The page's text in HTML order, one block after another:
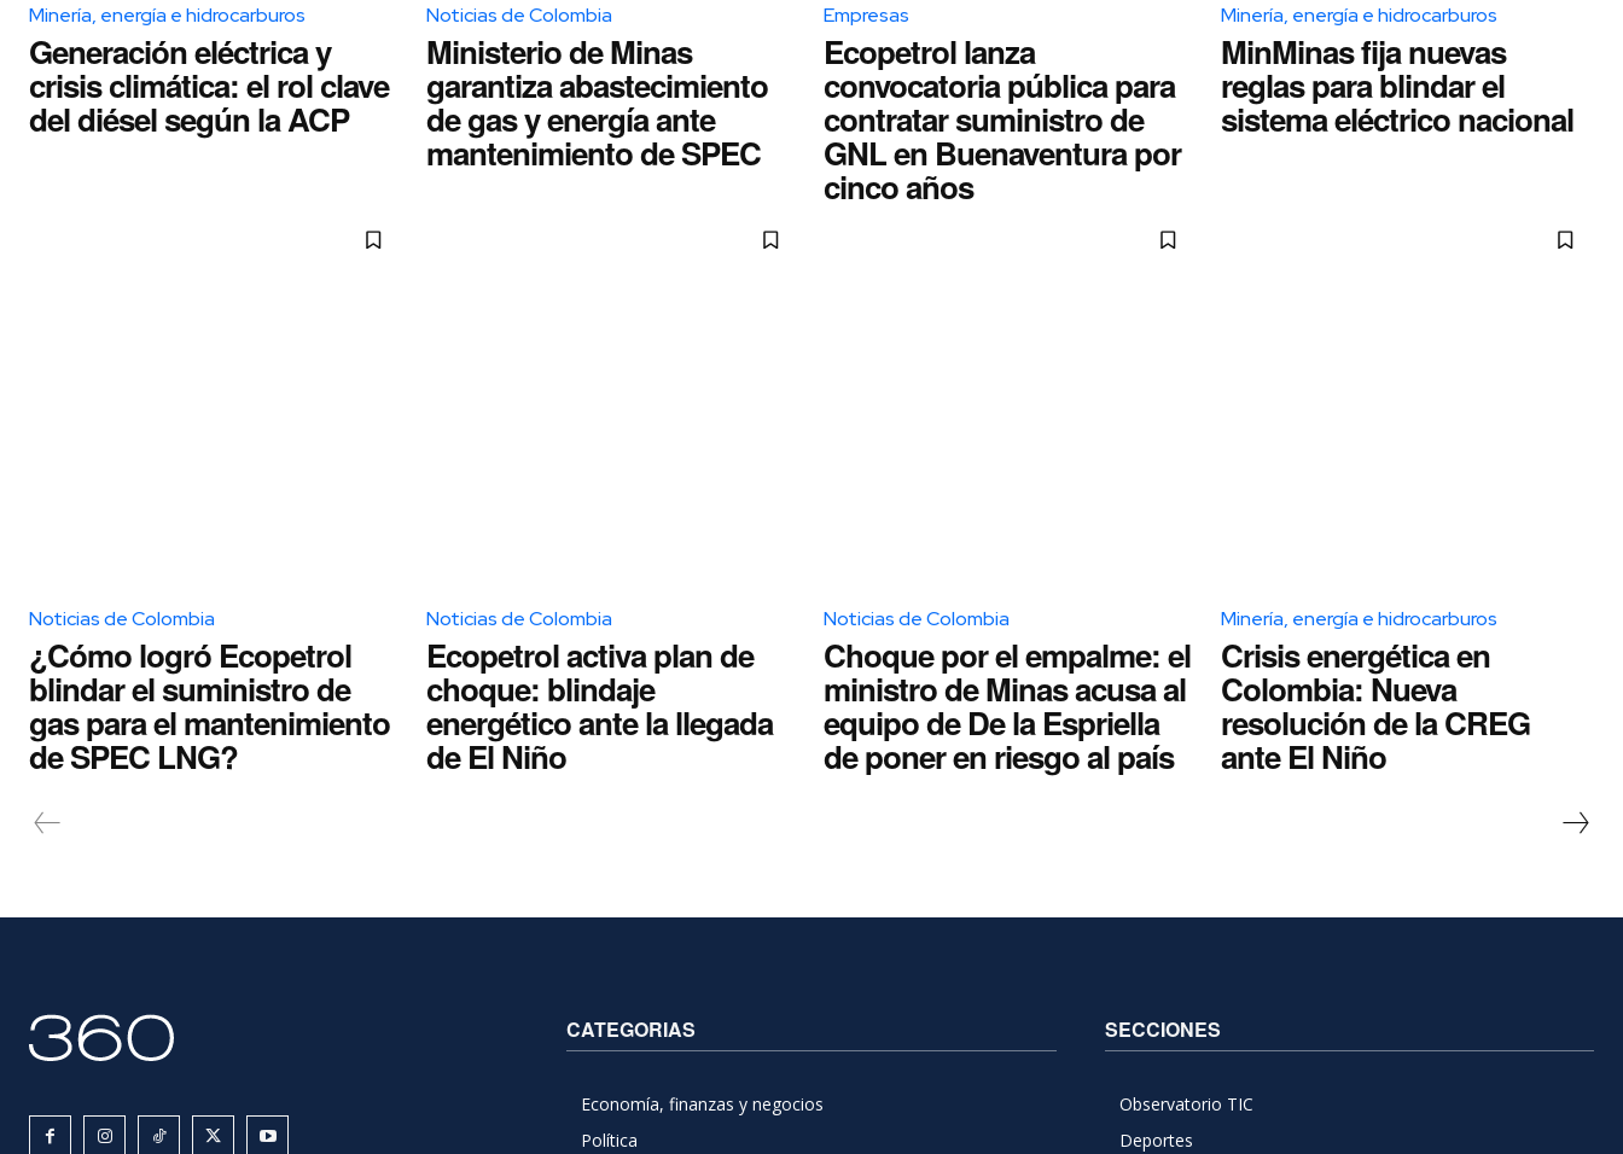
Minería, energía e hidrocarburos
Generación eléctrica y
crisis climática: el rol clave
del diésel según la ACP
Noticias de Colombia
Ministerio de Minas
garantiza abastecimiento
de gas y energía ante
mantenimiento de SPEC
Empresas
Ecopetrol lanza
convocatoria pública para
contratar suministro de
GNL en Buenaventura por
cinco años
Minería, energía e hidrocarburos
MinMinas fija nuevas
reglas para blindar el
sistema eléctrico nacional
Noticias de Colombia
¿Cómo logró Ecopetrol
blindar el suministro de
gas para el mantenimiento
de SPEC LNG?
Noticias de Colombia
Ecopetrol activa plan de
choque: blindaje
energético ante la llegada
de El Niño
Noticias de Colombia
Choque por el empalme: el
ministro de Minas acusa al
equipo de De la Espriella
de poner en riesgo al país
Minería, energía e hidrocarburos
Crisis energética en
Colombia: Nueva
resolución de la CREG
ante El Niño
CATEGORIAS
Economía, finanzas y negocios
Política
SECCIONES
Observatorio TIC
Deportes